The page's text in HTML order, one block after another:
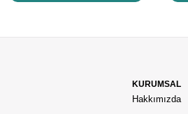
KURUMSAL
Hakkımızda